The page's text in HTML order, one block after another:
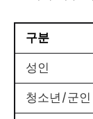
구분
성인
청소년/군인